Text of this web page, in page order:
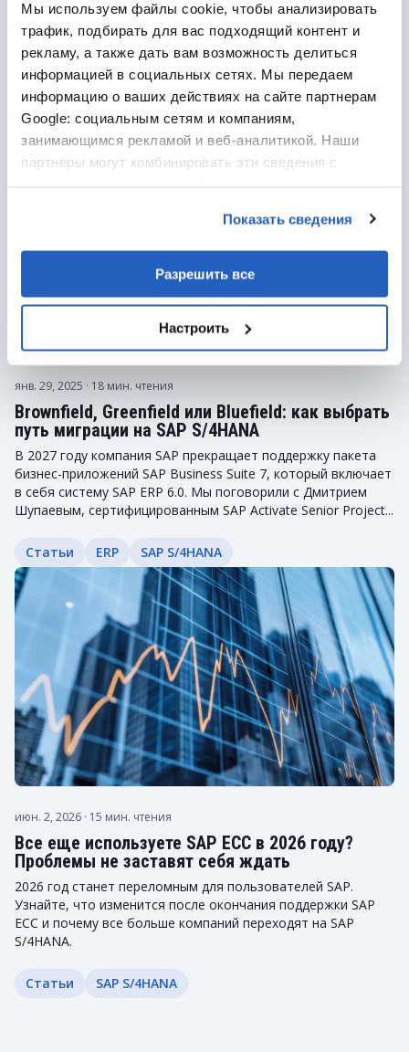
Мы используем файлы cookie, чтобы анализировать
трафик, подбирать для вас подходящий контент и
рекламу, а также дать вам возможность делиться
информацией в социальных сетях. Мы передаем
информацию о ваших действиях на сайте партнерам
Google: социальным сетям и компаниям,
занимающимся рекламой и веб-аналитикой. Наши
партнеры могут комбинировать эти сведения с
Показать сведения
Разрешить все
Настроить
подготовить бизнес к изменениям
Узнайте, как успешно перейти с SAP ECC на SAP S/4HANA:
преимущества новой системы, сравнение стратегий
миграции и советы по подготовке бизнеса.
Статьи ERP SAP S/4HANA
янв. 29, 2025 · 18 мин. чтения
Brownfield, Greenfield или Bluefield: как выбрать
путь миграции на SAP S/4HANA
В 2027 году компания SAP прекращает поддержку пакета
бизнес-приложений SAP Business Suite 7, который включает
в себя систему SAP ERP 6.0. Мы поговорили с Дмитрием
Шупаевым, сертифицированным SAP Activate Senior Project...
Статьи ERP SAP S/4HANA
июн. 2, 2026 · 15 мин. чтения
Все еще используете SAP ECC в 2026 году?
Проблемы не заставят себя ждать
2026 год станет переломным для пользователей SAP.
Узнайте, что изменится после окончания поддержки SAP
ECC и почему все больше компаний переходят на SAP
S/4HANA.
Статьи SAP S/4HANA